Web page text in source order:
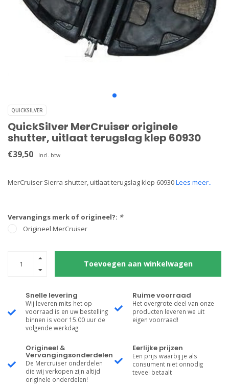
QUICKSILVER
QuickSilver MerCruiser originele
shutter, uitlaat terugslag klep 60930
€39,50 Incl. btw
MerCruiser Sierra shutter, uitlaat terugslag klep 60930Lees meer..
Vervangings merk of origineel?: *
Origineel MerCruiser
Toevoegen aan winkelwagen
Snelle levering
Wij leveren mits het op
voorraad is en uw bestelling
binnen is voor 15.00 uur de
volgende werkdag.
Ruime voorraad
Het overgrote deel van onze
producten leveren we uit
eigen voorraad!
Origineel &
Vervangingsonderdelen
De Mercruiser onderdelen
die wij verkopen zijn altijd
originele onderdelen!
Eerlijke prijzen
Een prijs waarbij je als
consument niet onnodig
teveel betaalt